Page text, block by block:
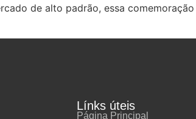
de alto padrão, essa
Línks úteis
Página Principal